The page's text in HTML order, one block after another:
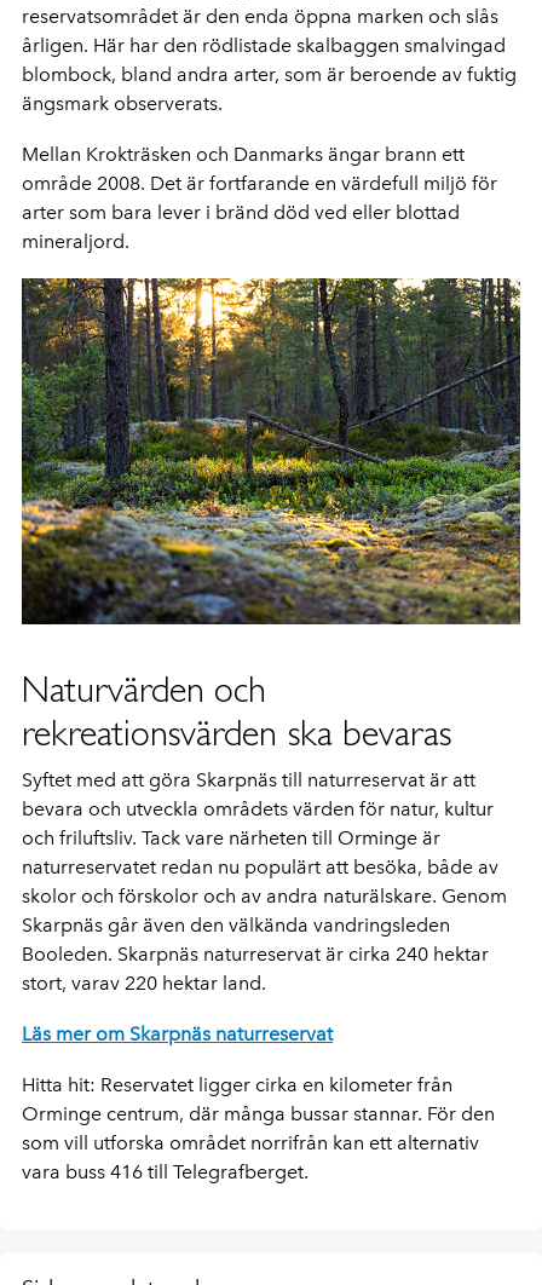
reservatsområdet är den enda öppna marken och slås
årligen. Här har den rödlistade skalbaggen smalvingad
blombock, bland andra arter, som är beroende av fuktig
ängsmark observerats.
Mellan Krokträsken och Danmarks ängar brann ett
område 2008. Det är fortfarande en värdefull miljö för
arter som bara lever i bränd död ved eller blottad
mineraljord.
Naturvärden och
rekreationsvärden ska bevaras
Syftet med att göra Skarpnäs till naturreservat är att
bevara och utveckla områdets värden för natur, kultur
och friluftsliv. Tack vare närheten till Orminge är
naturreservatet redan nu populärt att besöka, både av
skolor och förskolor och av andra naturälskare. Genom
Skarpnäs går även den välkända vandringsleden
Booleden. Skarpnäs naturreservat är cirka 240 hektar
stort, varav 220 hektar land.
Läs mer om Skarpnäs naturreservat
Hitta hit: Reservatet ligger cirka en kilometer från
Orminge centrum, där många bussar stannar. För den
som vill utforska området norrifrån kan ett alternativ
vara buss 416 till Telegrafberget.